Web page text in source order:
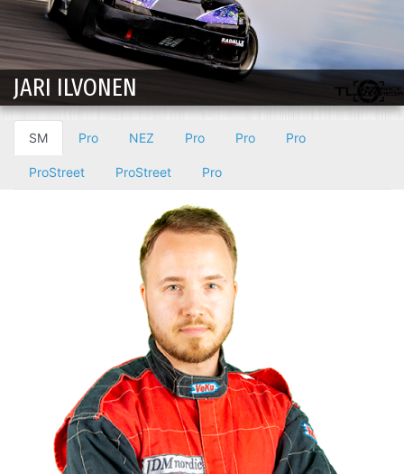
JARI ILVONEN
SM Pro NEZ Pro Pro Pro
ProStreet ProStreet Pro